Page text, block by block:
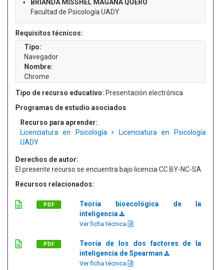
BRIANDA MISSHEL MAGAÑA QUERO
Facultad de Psicología UADY
Requisitos técnicos:
Tipo:
Navegador
Nombre:
Chrome
Tipo de recurso educativo: Presentación electrónica
Programas de estudio asociados
Recurso para aprender:
Licenciatura en Psicología
Licenciatura en Psicología
UADY
Derechos de autor:
El presente recurso se encuentra bajo licencia CC BY-NC-SA
Recursos relacionados:
PDF
Teoría bioecológica de la
inteligencia
Ver ficha técnica
PDF
Teoría de los dos factores de la
inteligencia de Spearman
Ver ficha técnica